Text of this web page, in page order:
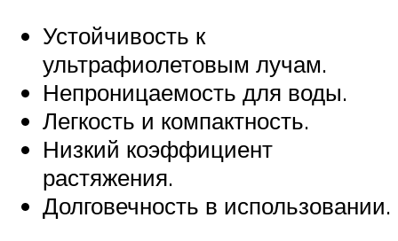
Устойчивость к
ультрафиолетовым лучам.
Непроницаемость для воды.
Легкость и компактность.
Низкий коэффициент
растяжения.
Долговечность в использовании.